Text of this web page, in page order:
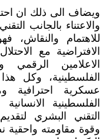
ويضاف الى ذلك ان
والاعتناء بالجانب
للاهتمام
الافتراضية مع
الاعلامين
الفلسطينية، وكل
عسكرية احترافية
الفلسطينية
التقني البشري
وقوة مقاومته